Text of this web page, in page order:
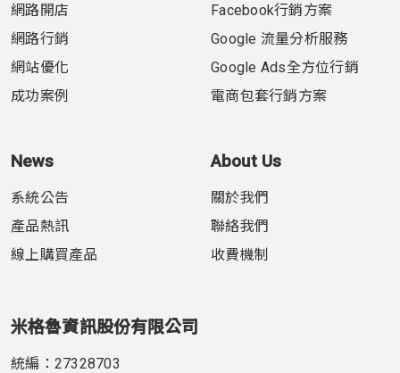
網路開店
網路行銷
網站優化
成功案例
Facebook行銷方案
Google 流量分析服務
Google Ads全方位行銷
電商包套行銷方案
News
系統公告
產品熱訊
線上購買產品
About Us
關於我們
聯絡我們
收費機制
米格魯資訊股份有限公司
統編：27328703